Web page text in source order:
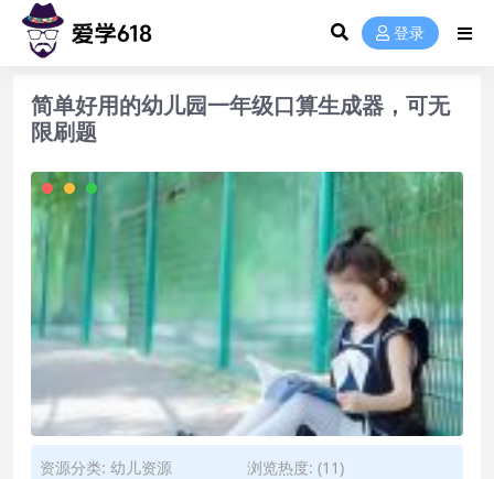
登录
简单好用的幼儿园一年级口算生成器，可无
限刷题
资源分类: 幼儿资源
浏览热度: (11)